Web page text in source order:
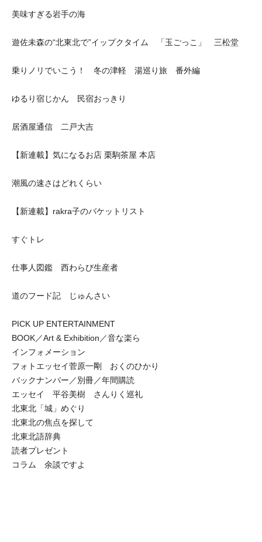
美味すぎる岩手の海
遊佐未森の“北東北で”イップクタイム 「玉ごっこ」 三松堂
乗りノリでいこう！ 冬の津軽 湯巡り旅 番外編
ゆるり宿じかん 民宿おっきり
居酒屋通信 二戸大吉
【新連載】気になるお店 栗駒茶屋 本店
潮風の速さはどれくらい
【新連載】rakra子のバケットリスト
すぐトレ
仕事人図鑑 西わらび生産者
道のフード記 じゅんさい
PICK UP ENTERTAINMENT
BOOK／Art & Exhibition／音な楽ら
インフォメーション
フォトエッセイ菅原一剛 おくのひかり
バックナンバー／別冊／年間購読
エッセイ 平谷美樹 さんりく巡礼
北東北「城」めぐり
北東北の焦点を探して
北東北語辞典
読者プレゼント
コラム 余談ですよ